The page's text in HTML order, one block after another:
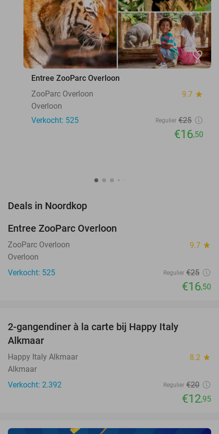
favorite_border
Entree ZooParc Overloon
ZooParc Overloon
9.7 star
Overloon
Verkocht: 525
Regulier €25
€16,50
Deals in Noordkop
TODAY
Entree ZooParc Overloon
ZooParc Overloon 9.7 star
Overloon
Verkocht: 525
Regulier €25
€16,50
2-gangendiner à la carte bij Happy Italy
Alkmaar
Happy Italy Alkmaar 8.2 star
Alkmaar
Verkocht: 2.392
Regulier €20
€12,95